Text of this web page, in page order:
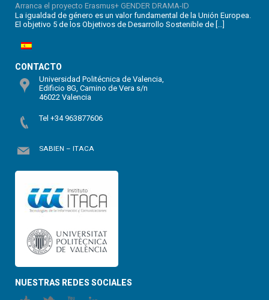
Arranca el proyecto Erasmus+ GENDER DRAMA-ID
La igualdad de género es un valor fundamental de la Unión Europea.
El objetivo 5 de los Objetivos de Desarrollo Sostenible de […]
CONTACTO
Universidad Politécnica de Valencia,
Edificio 8G, Camino de Vera s/n
46022 Valencia
Tel +34 963877606
SABIEN – ITACA
NUESTRAS REDES SOCIALES